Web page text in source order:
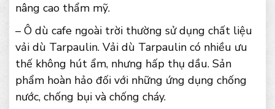
nâng cao thẩm mỹ.
– Ô dù cafe ngoài trời thường sử dụng chất liệu
vải dù Tarpaulin. Vải dù Tarpaulin có nhiều ưu
thế không hút ẩm, nhưng hấp thụ dầu. Sản
phẩm hoàn hảo đối với những ứng dụng chống
nước, chống bụi và chống cháy.